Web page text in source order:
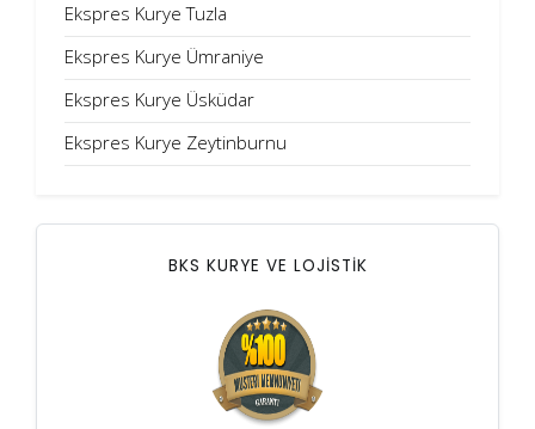
Ekspres Kurye Tuzla
Ekspres Kurye Ümraniye
Ekspres Kurye Üsküdar
Ekspres Kurye Zeytinburnu
BKS KURYE VE LOJİSTİK